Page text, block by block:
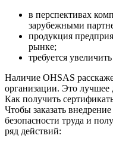
в перспективах
зарубежными
продукция
рынке;
требуется
Наличие OHSAS
организации. Это лучшее
Как получить
Чтобы заказать
безопасности труда и
ряд действий: